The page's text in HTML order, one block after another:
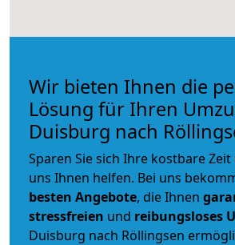
Wir bieten Ihnen die
Lösung für Ihren
Duisburg nach
Sparen Sie sich Ihre kostbare Zeit
uns Ihnen helfen. Bei uns
besten Angebote, die Ihnen
stressfreien und reibungsloses
Duisburg nach Röllingsen